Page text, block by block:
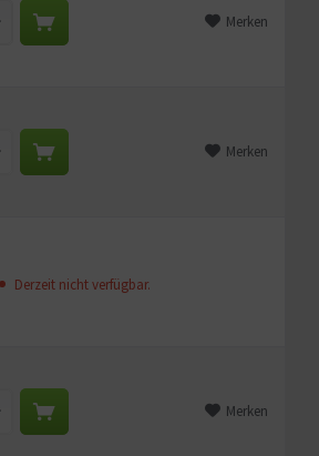
Merken
Merken
Derzeit nicht verfügbar.
Merken